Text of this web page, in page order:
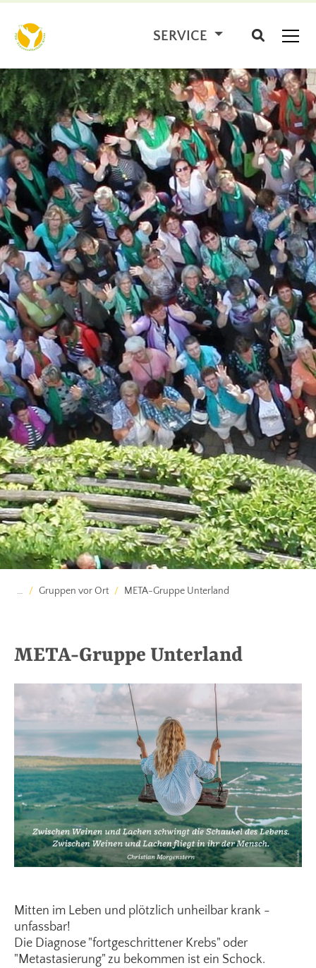
SERVICE
… Gruppen vor Ort META-Gruppe Unterland
META-Gruppe Unterland
Mitten im Leben und plötzlich unheilbar krank -
unfassbar!
Die Diagnose "fortgeschrittener Krebs" oder
"Metastasierung" zu bekommen ist ein Schock.